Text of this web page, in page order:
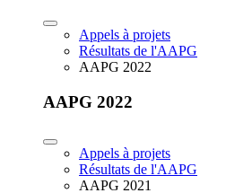
Appels à projets
Résultats de l'AAPG
AAPG 2022
AAPG 2022
Appels à projets
Résultats de l'AAPG
AAPG 2021